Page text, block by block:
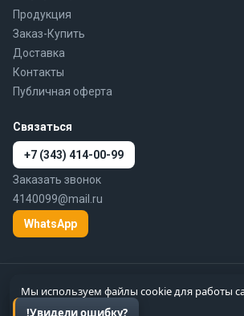
Продукция
Заказ-Купить
Доставка
Контакты
Публичная оферта
Связаться
+7 (343) 414-00-99
Заказать звонок
4140099@mail.ru
WhatsApp
пневматики по России
Цены справочные, не являются публичной
Мы используем файлы cookie для работы
Подробнее